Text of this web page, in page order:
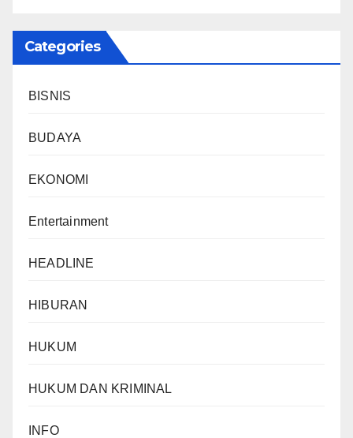
Categories
BISNIS
BUDAYA
EKONOMI
Entertainment
HEADLINE
HIBURAN
HUKUM
HUKUM DAN KRIMINAL
INFO